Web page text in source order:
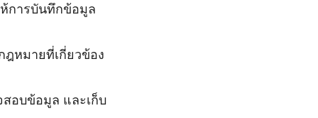
การบันทึกข้อมูล
หมายที่เกี่ยวข้อง
อบข้อมูล และเก็บ